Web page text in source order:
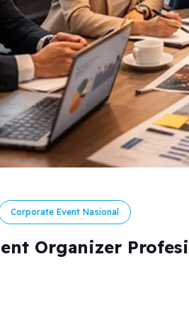
Corporate Event Nasional
Organizer